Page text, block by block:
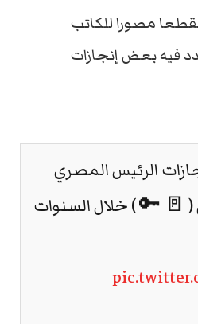
مصورا للكاتب
فيه بعض إنجازات
الرئيس المصري
( 🚪 🔑 ) خلال السنوات